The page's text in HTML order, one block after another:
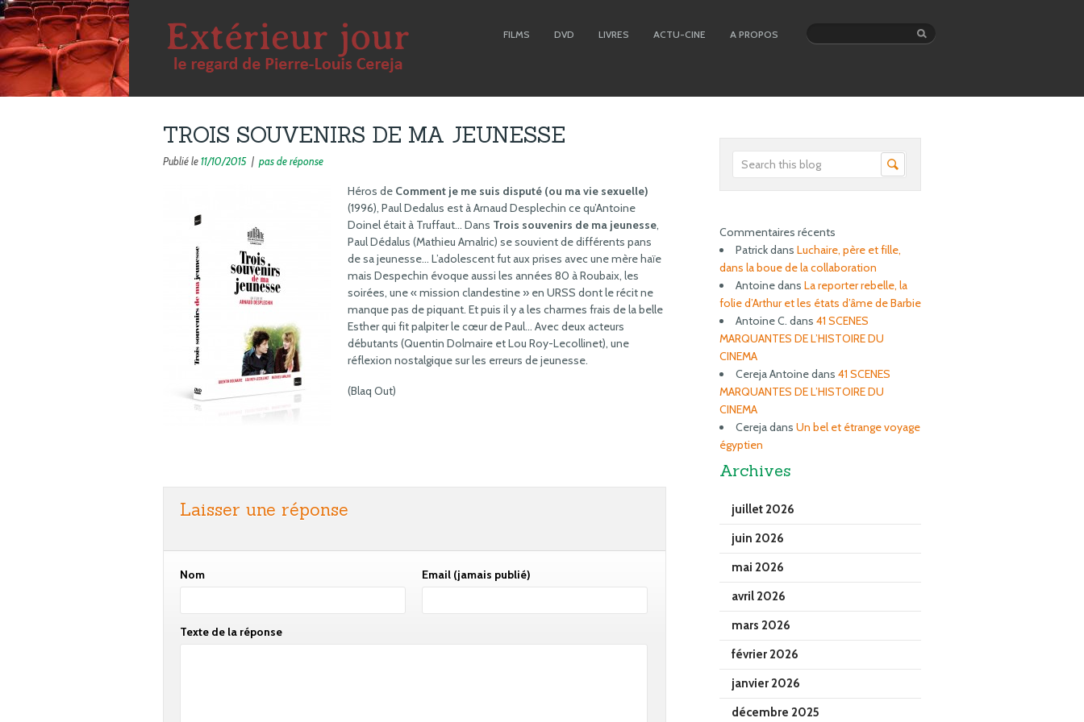
FILMS DVD LIVRES ACTU-CINE A PROPOS
TROIS SOUVENIRS DE MA JEUNESSE
Publié le11/10/2015 | pas de réponse
Héros de Comment je me suis disputé (ou ma vie sexuelle)
(1996), Paul Dedalus est à Arnaud Desplechin ce qu’Antoine
Doinel était à Truffaut… Dans Trois souvenirs de ma jeunesse,
Paul Dédalus (Mathieu Amalric) se souvient de différents pans
de sa jeunesse… L’adolescent fut aux prises avec une mère haïe
mais Despechin évoque aussi les années 80 à Roubaix, les
soirées, une « mission clandestine » en URSS dont le récit ne
manque pas de piquant. Et puis il y a les charmes frais de la belle
Esther qui fit palpiter le cœur de Paul… Avec deux acteurs
débutants (Quentin Dolmaire et Lou Roy-Lecollinet), une
réflexion nostalgique sur les erreurs de jeunesse.
(Blaq Out)
Laisser une réponse
Nom Email (jamais publié)
Texte de la réponse
Commentaires récents
Patrickdans Luchaire, père et fille,
dans la boue de la collaboration
Antoinedans La reporter rebelle, la
folie d’Arthur et les états d’âme de Barbie
Antoine C. dans 41 SCENES
MARQUANTES DE L’HISTOIRE DU
CINEMA
Cereja Antoinedans 41 SCENES
MARQUANTES DE L’HISTOIRE DU
CINEMA
Cerejadans Un bel et étrange voyage
égyptien
Archives
juillet 2026
juin 2026
mai 2026
avril 2026
mars 2026
février 2026
janvier 2026
décembre 2025